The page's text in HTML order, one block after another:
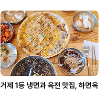
거제 1등 냉면과 육전 맛집, 하면옥